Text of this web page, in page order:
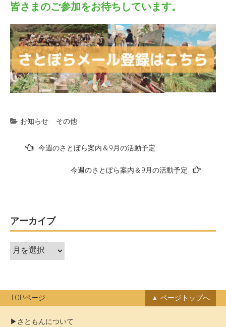
皆さまのご参加をお待ちしています。
お知らせ その他
ー
シ
ョ
今週のさとぼら案内＆9月の活動予定
今週のさとぼら案内＆9月の活動予定
アーカイブ
ア
ー
ブ
TOPページ ページトップへ
さともんについて